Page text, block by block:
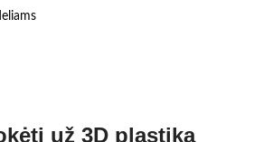
už 3D plastiką